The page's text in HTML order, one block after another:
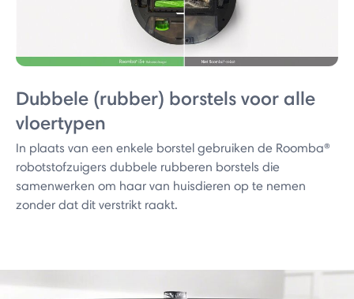
Dubbele (rubber) borstels voor alle
vloertypen
In plaats van een enkele borstel gebruiken de Roomba®
robotstofzuigers dubbele rubberen borstels die
samenwerken om haar van huisdieren op te nemen
zonder dat dit verstrikt raakt.